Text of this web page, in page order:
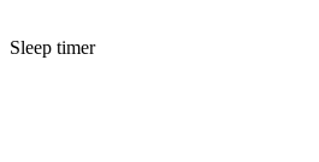
Sleep timer